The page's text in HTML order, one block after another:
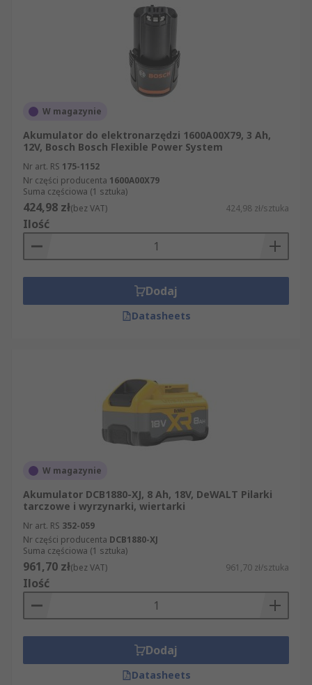
W magazynie
Akumulator do elektronarzędzi 1600A00X79, 3 Ah,
12V, Bosch Bosch Flexible Power System
Nr art. RS 175-1152
Nr części producenta 1600A00X79
Suma częściowa (1 sztuka)
424,98 zł(bez VAT) 424,98 zł/sztuka
Ilość
Dodaj
Datasheets
W magazynie
Akumulator DCB1880-XJ, 8 Ah, 18V, DeWALT Pilarki
tarczowe i wyrzynarki, wiertarki
Nr art. RS 352-059
Nr części producenta DCB1880-XJ
Suma częściowa (1 sztuka)
961,70 zł(bez VAT) 961,70 zł/sztuka
Ilość
Dodaj
Datasheets